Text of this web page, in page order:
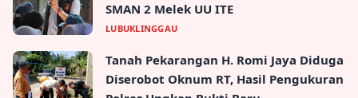
SMAN 2 Melek UU ITE
LUBUKLINGGAU
Tanah Pekarangan H. Romi Jaya Diduga
Diserobot Oknum RT, Hasil Pengukuran